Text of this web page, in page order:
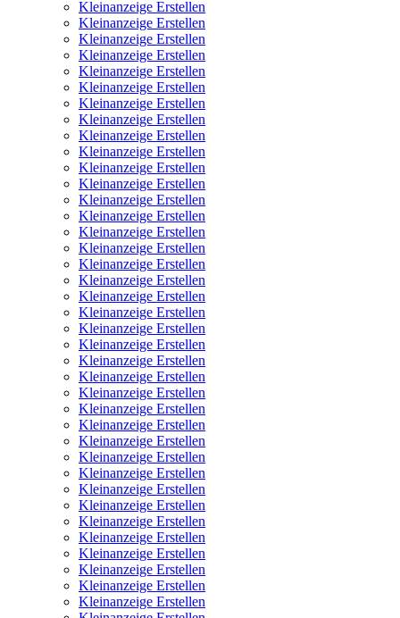
Kleinanzeige Erstellen
Kleinanzeige Erstellen
Kleinanzeige Erstellen
Kleinanzeige Erstellen
Kleinanzeige Erstellen
Kleinanzeige Erstellen
Kleinanzeige Erstellen
Kleinanzeige Erstellen
Kleinanzeige Erstellen
Kleinanzeige Erstellen
Kleinanzeige Erstellen
Kleinanzeige Erstellen
Kleinanzeige Erstellen
Kleinanzeige Erstellen
Kleinanzeige Erstellen
Kleinanzeige Erstellen
Kleinanzeige Erstellen
Kleinanzeige Erstellen
Kleinanzeige Erstellen
Kleinanzeige Erstellen
Kleinanzeige Erstellen
Kleinanzeige Erstellen
Kleinanzeige Erstellen
Kleinanzeige Erstellen
Kleinanzeige Erstellen
Kleinanzeige Erstellen
Kleinanzeige Erstellen
Kleinanzeige Erstellen
Kleinanzeige Erstellen
Kleinanzeige Erstellen
Kleinanzeige Erstellen
Kleinanzeige Erstellen
Kleinanzeige Erstellen
Kleinanzeige Erstellen
Kleinanzeige Erstellen
Kleinanzeige Erstellen
Kleinanzeige Erstellen
Kleinanzeige Erstellen